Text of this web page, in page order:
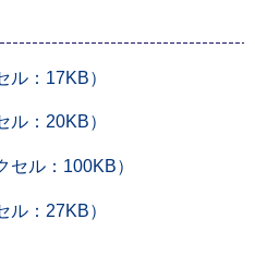
ル：17KB）
ル：20KB）
セル：100KB）
ル：27KB）